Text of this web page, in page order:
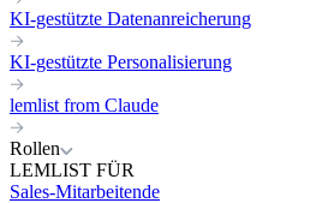
KI-gestützte Datenanreicherung
KI-gestützte Personalisierung
lemlist from Claude
Rollen
LEMLIST FÜR
Sales-Mitarbeitende